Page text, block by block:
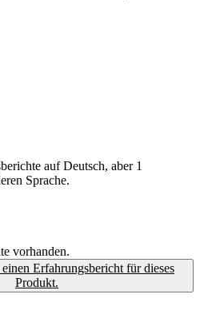
auf Deutsch, aber 1
Sprache.
vorhanden.
Erfahrungsbericht für dieses
Produkt.